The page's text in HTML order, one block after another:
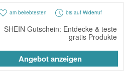
am beliebtesten bis auf Widerruf
SHEIN Gutschein: Entdecke & teste
gratis Produkte
Angebot anzeigen